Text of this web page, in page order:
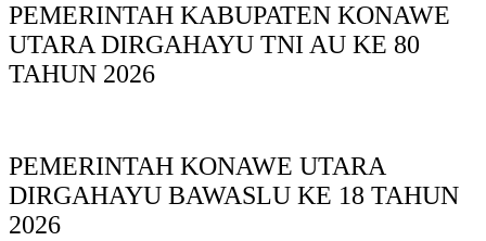
PEMERINTAH KABUPATEN KONAWE
UTARA DIRGAHAYU TNI AU KE 80
TAHUN 2026
PEMERINTAH KONAWE UTARA
DIRGAHAYU BAWASLU KE 18 TAHUN
2026